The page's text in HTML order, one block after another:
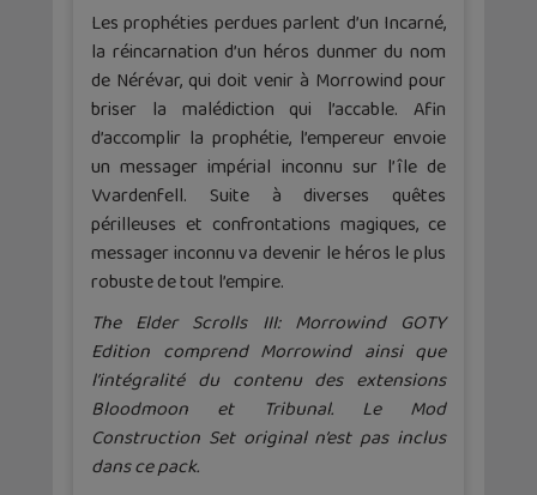
Les prophéties perdues parlent d’un Incarné,
la réincarnation d’un héros dunmer du nom
de Nérévar, qui doit venir à Morrowind pour
briser la malédiction qui l’accable. Afin
d’accomplir la prophétie, l’empereur envoie
un messager impérial inconnu sur l’île de
Vvardenfell. Suite à diverses quêtes
périlleuses et confrontations magiques, ce
messager inconnu va devenir le héros le plus
robuste de tout l’empire.
The Elder Scrolls III: Morrowind GOTY
Edition comprend Morrowind ainsi que
l’intégralité du contenu des extensions
Bloodmoon et Tribunal. Le Mod
Construction Set original n’est pas inclus
dans ce pack.